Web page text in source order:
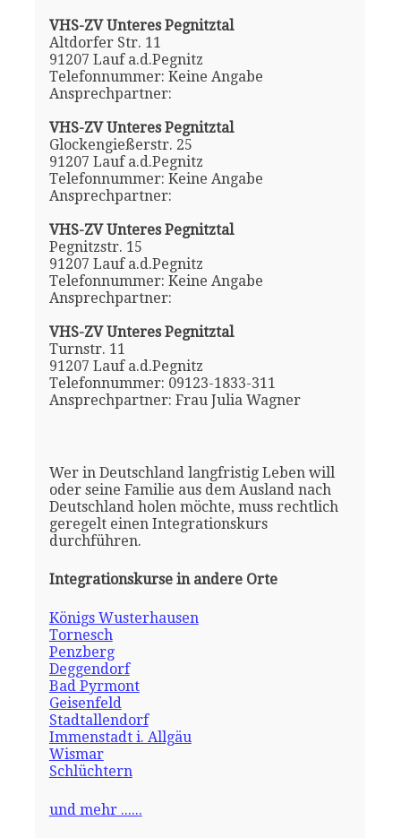
VHS-ZV Unteres Pegnitztal
Altdorfer Str. 11
91207 Lauf a.d.Pegnitz
Telefonnummer: Keine Angabe
Ansprechpartner:
VHS-ZV Unteres Pegnitztal
Glockengießerstr. 25
91207 Lauf a.d.Pegnitz
Telefonnummer: Keine Angabe
Ansprechpartner:
VHS-ZV Unteres Pegnitztal
Pegnitzstr. 15
91207 Lauf a.d.Pegnitz
Telefonnummer: Keine Angabe
Ansprechpartner:
VHS-ZV Unteres Pegnitztal
Turnstr. 11
91207 Lauf a.d.Pegnitz
Telefonnummer: 09123-1833-311
Ansprechpartner: Frau Julia Wagner
Wer in Deutschland langfristig Leben will
oder seine Familie aus dem Ausland nach
Deutschland holen möchte, muss rechtlich
geregelt einen Integrationskurs
durchführen.
Integrationskurse in andere Orte
Königs Wusterhausen
Tornesch
Penzberg
Deggendorf
Bad Pyrmont
Geisenfeld
Stadtallendorf
Immenstadt i. Allgäu
Wismar
Schlüchtern
und mehr ......